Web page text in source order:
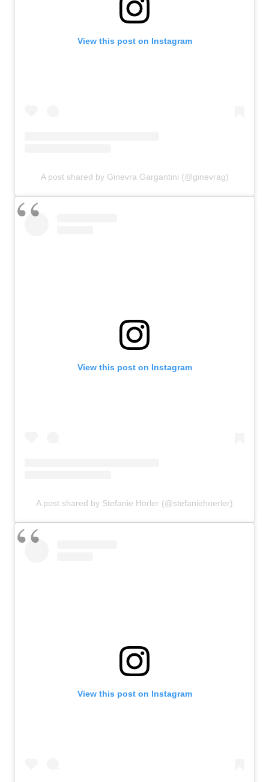
View this post on Instagram
A post shared by Ginevra Gargantini (@ginevrag)
View this post on Instagram
A post shared by Stefanie Hörler (@stefaniehoerler)
View this post on Instagram